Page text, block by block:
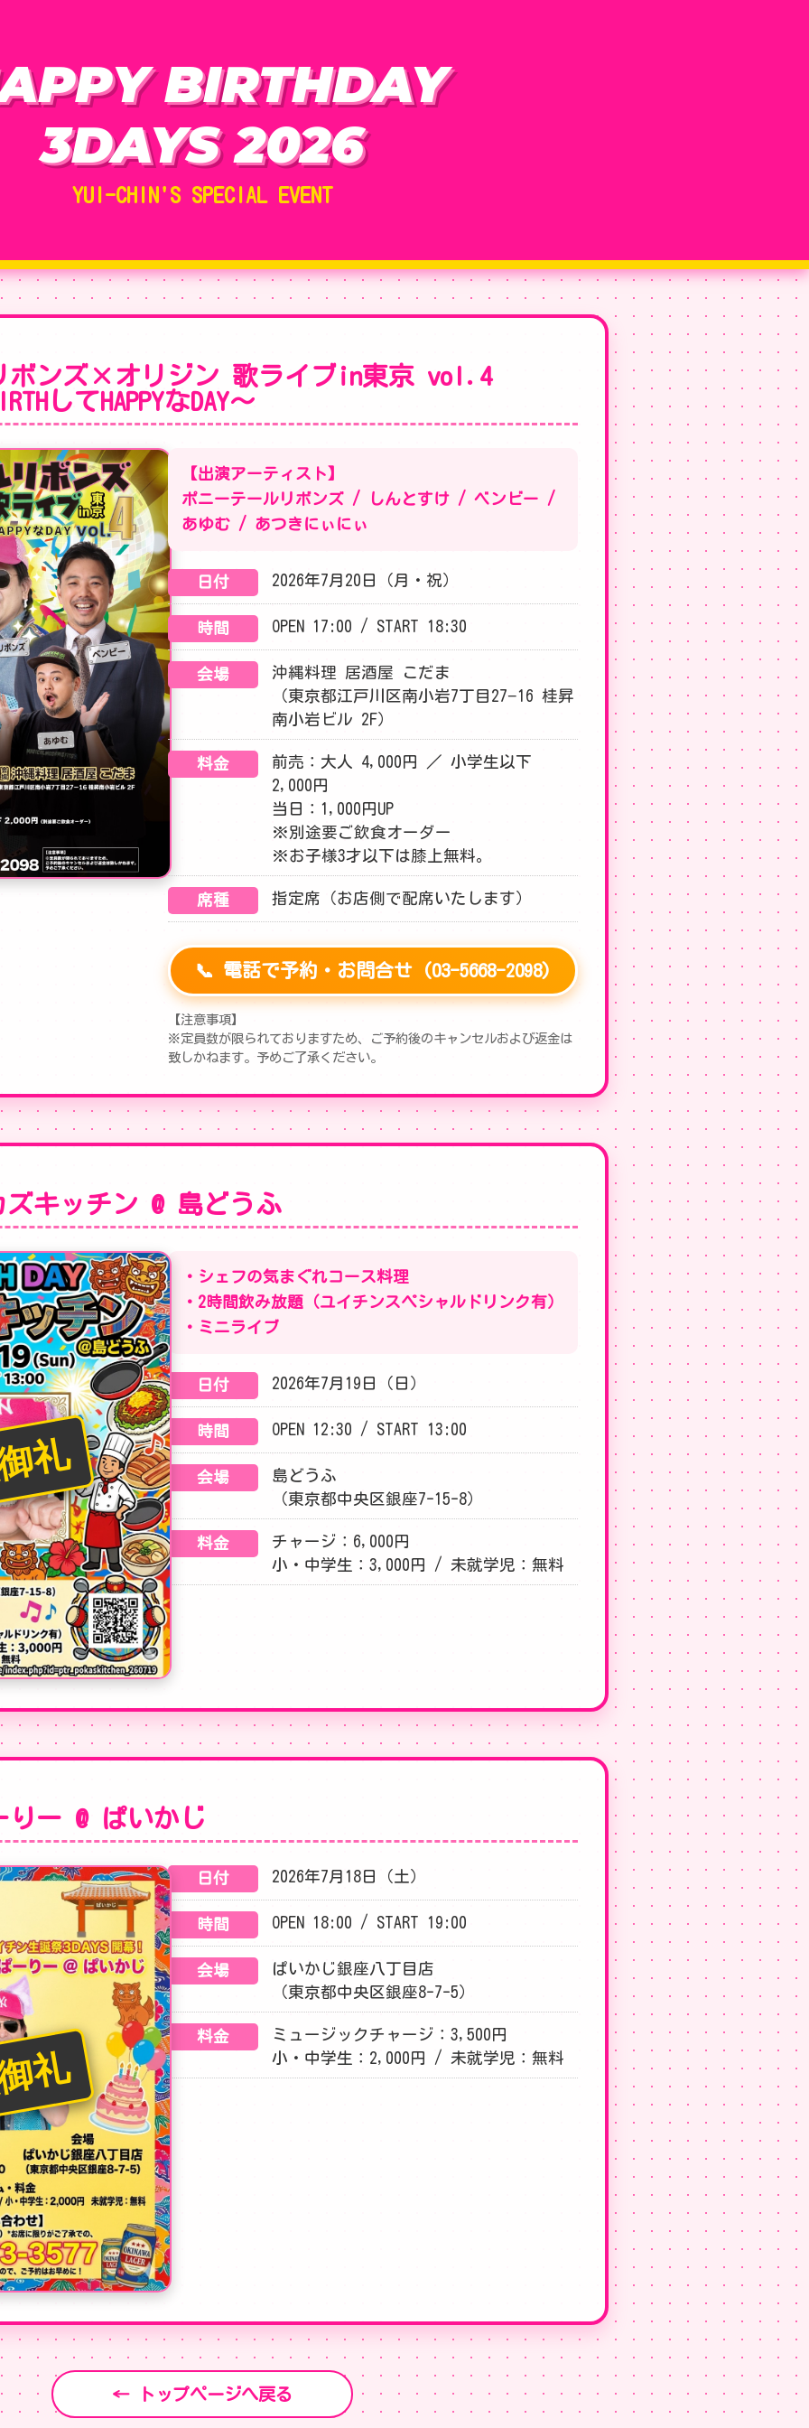
BIRTHDAY
3DAYS 2026
YUI-CHIN'S SPECIAL EVENT
ボンズ×オリジン 歌ライブin東京 vol.4
してHAPPYなDAY〜
【出演アーティスト】
ポニーテールリボンズ / しんとすけ / ベンビー /
あゆむ / あつきにぃにぃ
日付 2026年7月20日（月・祝）
時間 OPEN 17:00 / START 18:30
会場
沖縄料理 居酒屋 こだま
（東京都江戸川区南小岩7丁目27−16 桂昇
南小岩ビル 2F）
料金
前売：大人 4,000円 ／ 小学生以下
2,000円
当日：1,000円UP
※別途要ご飲食オーダー
※お子様3才以下は膝上無料。
席種 指定席（お店側で配席いたします）
📞 電話で予約・お問合せ (03-5668-2098)
【注意事項】
※定員数が限られておりますため、ご予約後のキャンセルおよび返金は
致しかねます。予めご了承ください。
ズキッチン @ 島どうふ
礼
・シェフの気まぐれコース料理
・2時間飲み放題（ユイチンスペシャルドリンク有）
・ミニライブ
日付 2026年7月19日（日）
時間 OPEN 12:30 / START 13:00
会場
島どうふ
（東京都中央区銀座7-15-8）
料金
チャージ：6,000円
小・中学生：3,000円 / 未就学児：無料
ー @ ぱいかじ
礼
日付 2026年7月18日（土）
時間 OPEN 18:00 / START 19:00
会場
ぱいかじ銀座八丁目店
（東京都中央区銀座8-7-5）
料金
ミュージックチャージ：3,500円
小・中学生：2,000円 / 未就学児：無料
← トップページへ戻る